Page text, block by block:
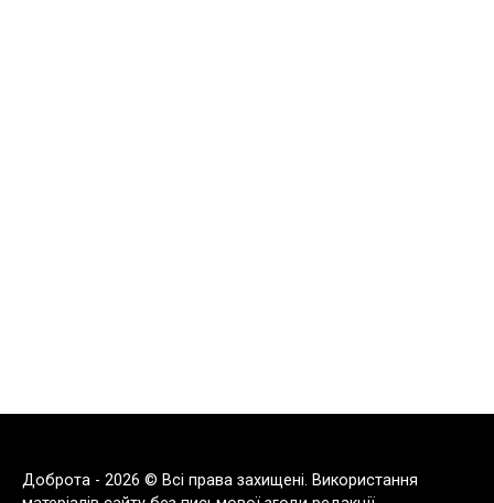
Доброта - 2026 © Всі права захищені. Використання